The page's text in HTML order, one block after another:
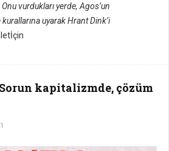
Onu vurdukları yerde, Agos’un
uyarakHrant Dink’i
kapitalizmde, çözüm